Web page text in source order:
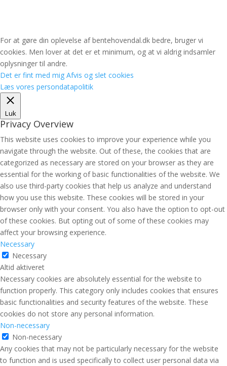
For at gøre din oplevelse af bentehovendal.dk bedre, bruger vi
cookies. Men lover at det er et minimum, og at vi aldrig indsamler
oplysninger til andre.
Det er fint med mig Afvis og slet cookies
Læs vores persondatapolitik
Luk
Privacy Overview
This website uses cookies to improve your experience while you
navigate through the website. Out of these, the cookies that are
categorized as necessary are stored on your browser as they are
essential for the working of basic functionalities of the website. We
also use third-party cookies that help us analyze and understand
how you use this website. These cookies will be stored in your
browser only with your consent. You also have the option to opt-out
of these cookies. But opting out of some of these cookies may
affect your browsing experience.
Necessary
Necessary
Altid aktiveret
Necessary cookies are absolutely essential for the website to
function properly. This category only includes cookies that ensures
basic functionalities and security features of the website. These
cookies do not store any personal information.
Non-necessary
Non-necessary
Any cookies that may not be particularly necessary for the website
to function and is used specifically to collect user personal data via